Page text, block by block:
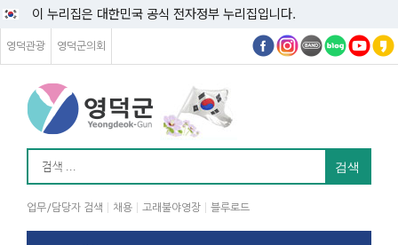
이 누리집은 대한민국 공식 전자정부 누리집입니다.
영덕관광 영덕군의회
업무/담당자 검색 채용 고래불야영장 블루로드